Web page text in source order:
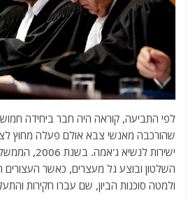
לפי התביעה, קוראה היה חבר ביחידה
שהורכבה מאנשי צבא אולם פעלה מחוץ
ישירות לנשיא
ולמטה סוכנות הביון, שם עברו חקירות